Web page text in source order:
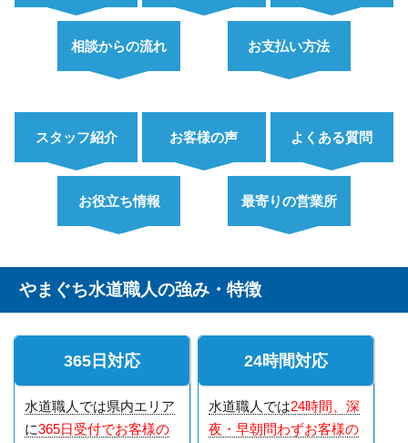
相談からの流れ お支払い方法
スタッフ紹介 お客様の声 よくある質問
お役立ち情報 最寄りの営業所
やまぐち水道職人の強み・特徴
365日対応
水道職人では県内エリア
に365日受付でお客様の
24時間対応
水道職人では24時間、深
夜・早朝問わずお客様の